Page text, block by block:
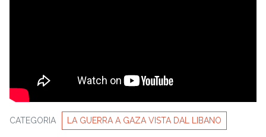
CATEGORIA LA GUERRA A GAZA VISTA DAL LIBANO